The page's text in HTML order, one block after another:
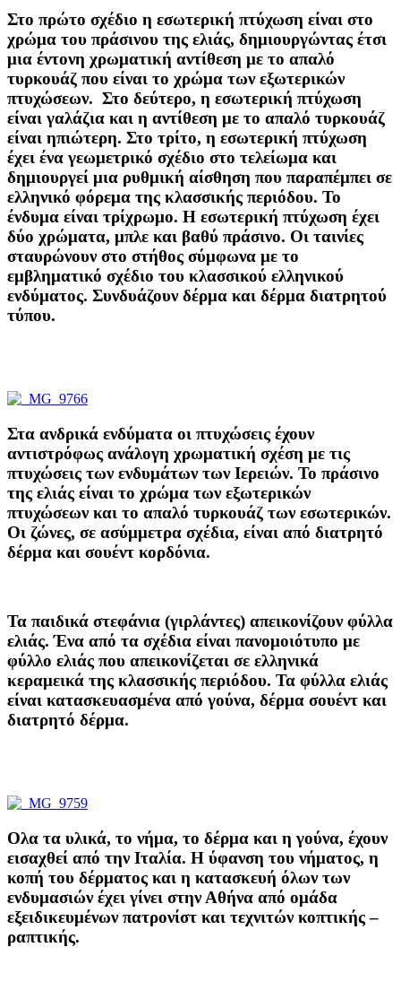
Στο πρώτο σχέδιο η εσωτερική πτύχωση είναι στο
χρώμα του πράσινου της ελιάς, δημιουργώντας έτσι
μια έντονη χρωματική αντίθεση με το απαλό
τυρκουάζ που είναι το χρώμα των εξωτερικών
πτυχώσεων. Στο δεύτερο, η εσωτερική πτύχωση
είναι γαλάζια και η αντίθεση με το απαλό τυρκουάζ
είναι ηπιώτερη. Στο τρίτο, η εσωτερική πτύχωση
έχει ένα γεωμετρικό σχέδιο στο τελείωμα και
δημιουργεί μια ρυθμική αίσθηση που παραπέμπει σε
ελληνικό φόρεμα της κλασσικής περιόδου. Το
ένδυμα είναι τρίχρωμο. Η εσωτερική πτύχωση έχει
δύο χρώματα, μπλε και βαθύ πράσινο. Οι ταινίες
σταυρώνουν στο στήθος σύμφωνα με το
εμβληματικό σχέδιο του κλασσικού ελληνικού
ενδύματος. Συνδυάζουν δέρμα και δέρμα διατρητού
τύπου.
Στα ανδρικά ενδύματα οι πτυχώσεις έχουν
αντιστρόφως ανάλογη χρωματική σχέση με τις
πτυχώσεις των ενδυμάτων των Ιερειών. Το πράσινο
της ελιάς είναι το χρώμα των εξωτερικών
πτυχώσεων και το απαλό τυρκουάζ των εσωτερικών.
Οι ζώνες, σε ασύμμετρα σχέδια, είναι από διατρητό
δέρμα και σουέντ κορδόνια.
Τα παιδικά στεφάνια (γιρλάντες) απεικονίζουν φύλλα
ελιάς. Ένα από τα σχέδια είναι πανομοιότυπο με
φύλλο ελιάς που απεικονίζεται σε ελληνικά
κεραμεικά της κλασσικής περιόδου. Τα φύλλα ελιάς
είναι κατασκευασμένα από γούνα, δέρμα σουέντ και
διατρητό δέρμα.
Ολα τα υλικά, το νήμα, το δέρμα και η γούνα, έχουν
εισαχθεί από την Ιταλία. Η ύφανση του νήματος, η
κοπή του δέρματος και η κατασκευή όλων των
ενδυμασιών έχει γίνει στην Αθήνα από ομάδα
εξειδικευμένων πατρονίστ και τεχνιτών κοπτικής –
ραπτικής.